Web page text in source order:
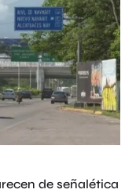
de señalética